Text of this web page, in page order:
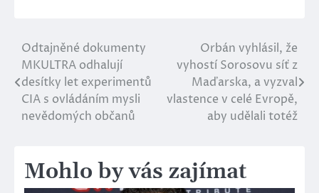
Navigace
pro
příspěvek
Odtajněné dokumenty
MKULTRA odhalují
desítky let experimentů
CIA s ovládáním mysli
nevědomých občanů
Orbán vyhlásil, že
vyhostí Sorosovu síť z
Maďarska, a vyzval
vlastence v celé Evropě,
aby udělali totéž
Mohlo by vás zajímat